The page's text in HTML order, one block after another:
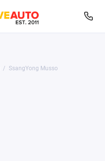
SsangYong Musso